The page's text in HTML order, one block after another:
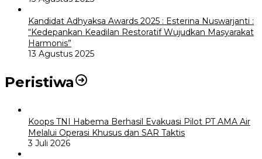
Kandidat Adhyaksa Awards 2025 : Esterina Nuswarjanti :
“Kedepankan Keadilan Restoratif Wujudkan Masyarakat
Harmonis”
13 Agustus 2025
Peristiwa
Koops TNI Habema Berhasil Evakuasi Pilot PT AMA Air
Melalui Operasi Khusus dan SAR Taktis
3 Juli 2026